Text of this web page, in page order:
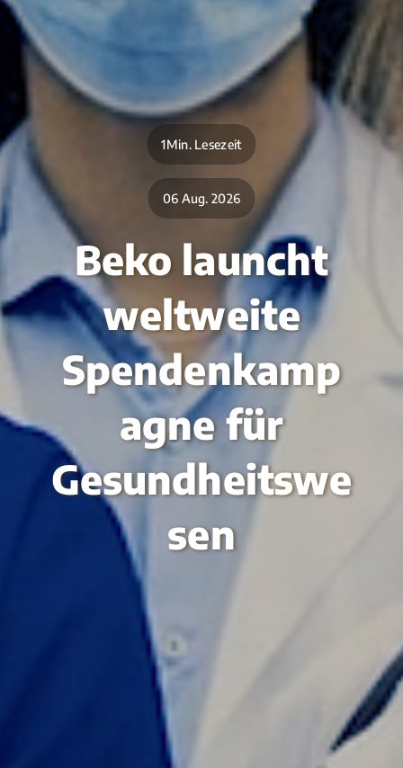
1Min. Lesezeit
06 Aug. 2026
Beko launcht
weltweite
Spendenkamp
agne für
Gesundheitswe
sen